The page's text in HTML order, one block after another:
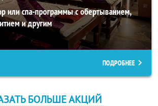
или спа-программы с обертыванием,
и другим
ПОДРОБНЕЕ
БОЛЬШЕ АКЦИЙ